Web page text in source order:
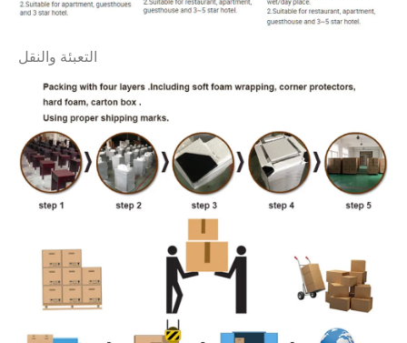
التعبئة والنقل